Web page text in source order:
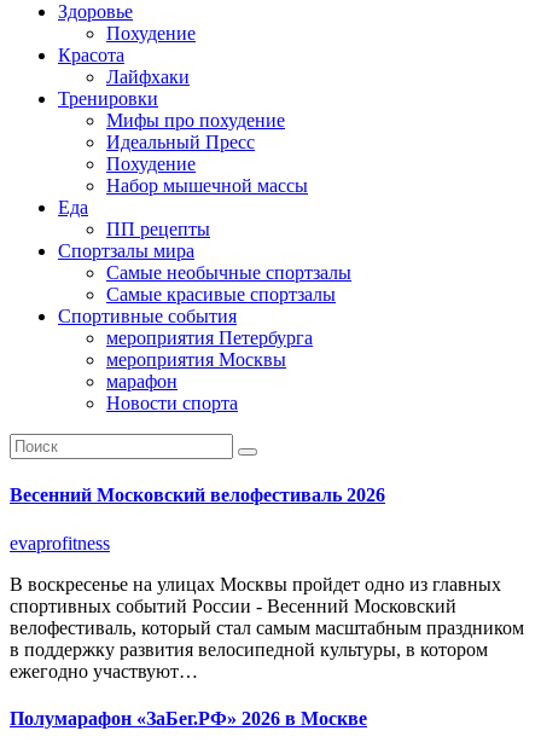
Здоровье
Похудение
Красота
Лайфхаки
Тренировки
Мифы про похудение
Идеальный Пресс
Похудение
Набор мышечной массы
Еда
ПП рецепты
Спортзалы мира
Самые необычные спортзалы
Самые красивые спортзалы
Спортивные события
мероприятия Петербурга
мероприятия Москвы
марафон
Новости спорта
Весенний Московский велофестиваль 2026
evaprofitness
В воскресенье на улицах Москвы пройдет одно из главных
спортивных событий России - Весенний Московский
велофестиваль, который стал самым масштабным праздником
в поддержку развития велосипедной культуры, в котором
ежегодно участвуют…
Полумарафон «ЗаБег.РФ» 2026 в Москве